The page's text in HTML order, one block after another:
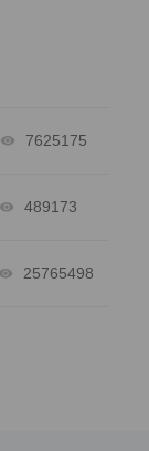
7625175
489173
25765498